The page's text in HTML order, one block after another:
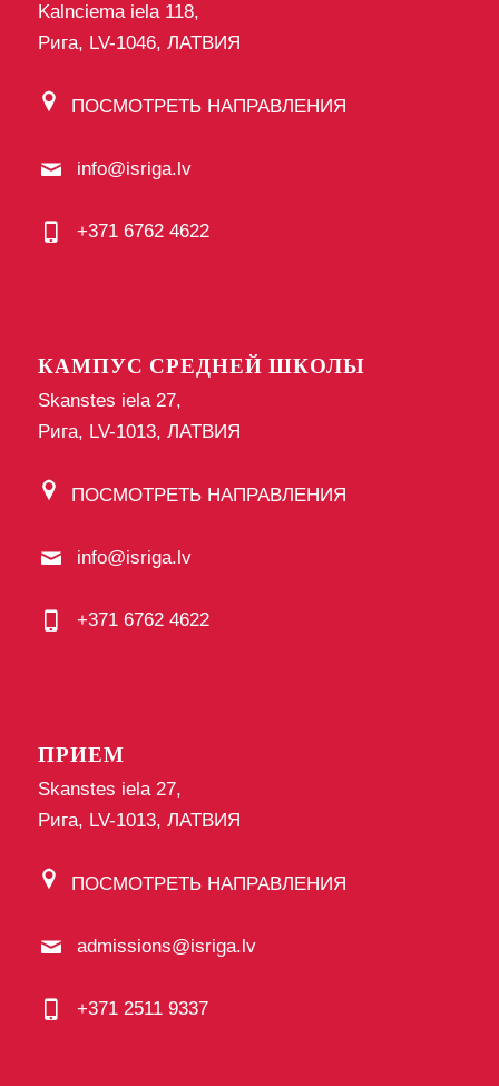
Kalnciema iela 118,
Рига, LV-1046, ЛАТВИЯ
ПОСМОТРЕТЬ НАПРАВЛЕНИЯ
info@isriga.lv
+371 6762 4622
КАМПУС СРЕДНЕЙ ШКОЛЫ
Skanstes iela 27,
Рига, LV-1013, ЛАТВИЯ
ПОСМОТРЕТЬ НАПРАВЛЕНИЯ
info@isriga.lv
+371 6762 4622
ПРИЕМ
Skanstes iela 27,
Рига, LV-1013, ЛАТВИЯ
ПОСМОТРЕТЬ НАПРАВЛЕНИЯ
admissions@isriga.lv
+371 2511 9337